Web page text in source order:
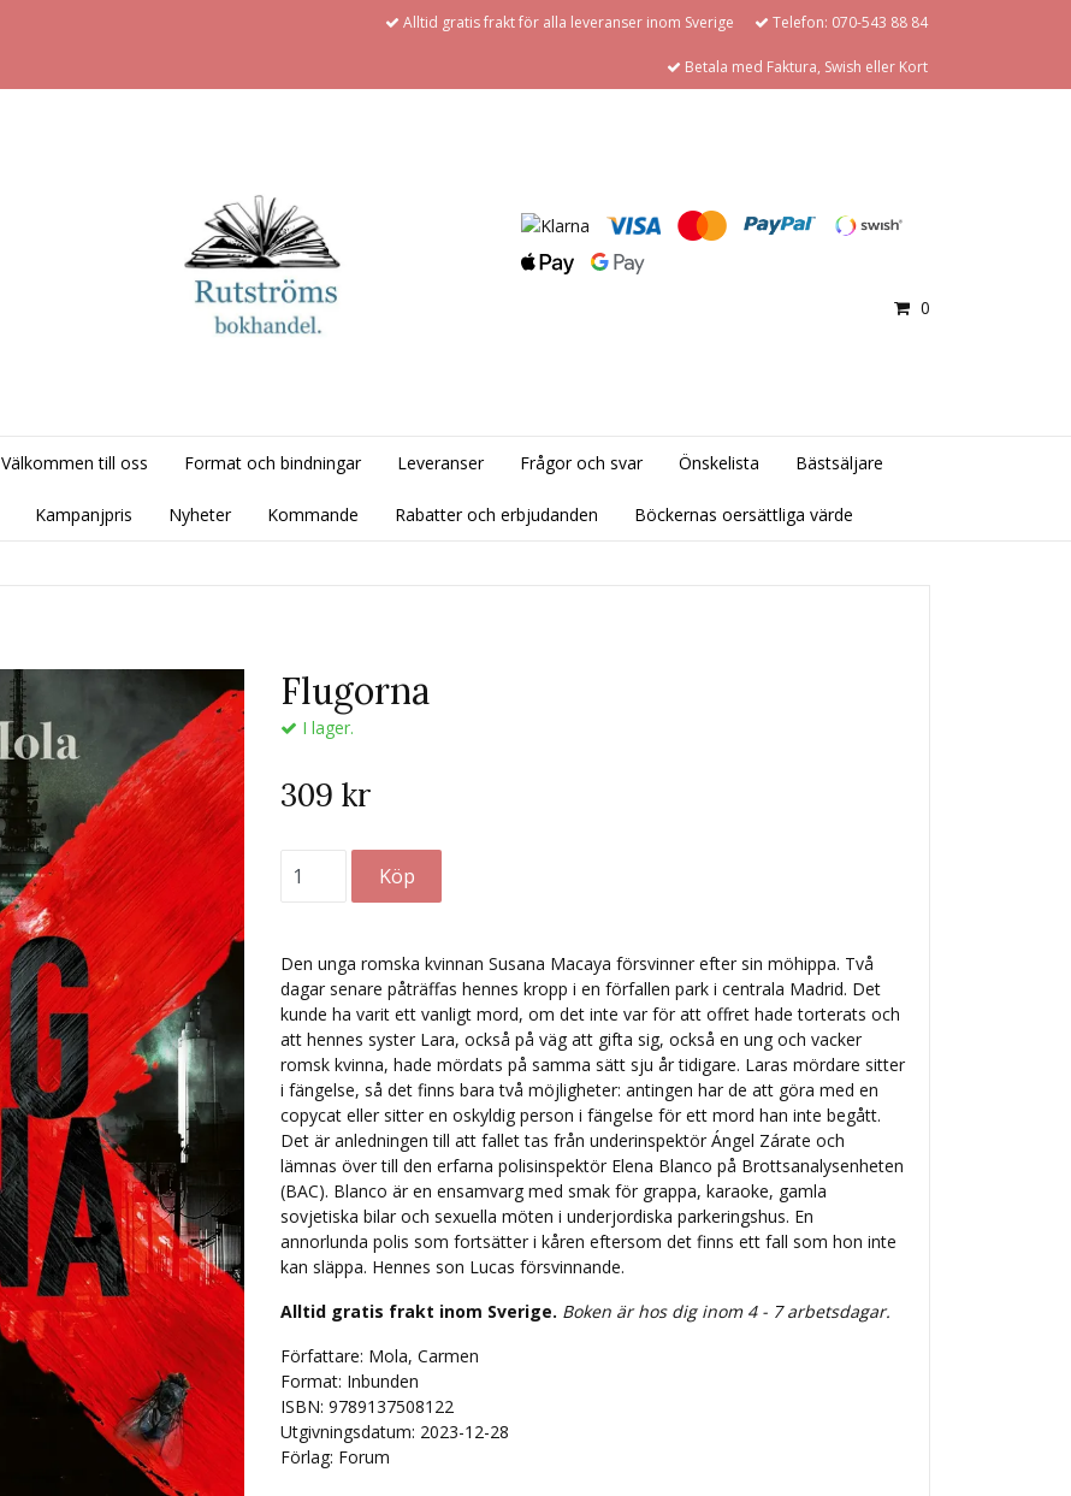
Alltid gratis frakt för alla leveranser inom Sverige Telefon: 070-543 88 84
Betala med Faktura, Swish eller Kort
0
Välkommen till oss Format och bindningar Leveranser Frågor och svar Önskelista Bästsäljare
Kampanjpris Nyheter Kommande Rabatter och erbjudanden Böckernas oersättliga värde
Flugorna
I lager.
309 kr
Den unga romska kvinnan Susana Macaya försvinner efter sin möhippa. Två
dagar senare påträffas hennes kropp i en förfallen park i centrala Madrid. Det
kunde ha varit ett vanligt mord, om det inte var för att offret hade torterats och
att hennes syster Lara, också på väg att gifta sig, också en ung och vacker
romsk kvinna, hade mördats på samma sätt sju år tidigare. Laras mördare sitter
i fängelse, så det finns bara två möjligheter: antingen har de att göra med en
copycat eller sitter en oskyldig person i fängelse för ett mord han inte begått.
Det är anledningen till att fallet tas från underinspektör Ángel Zárate och
lämnas över till den erfarna polisinspektör Elena Blanco på Brottsanalysenheten
(BAC). Blanco är en ensamvarg med smak för grappa, karaoke, gamla
sovjetiska bilar och sexuella möten i underjordiska parkeringshus. En
annorlunda polis som fortsätter i kåren eftersom det finns ett fall som hon inte
kan släppa. Hennes son Lucas försvinnande.
Alltid gratis frakt inom Sverige. Boken är hos dig inom 4 - 7 arbetsdagar.
Författare: Mola, Carmen
Format: Inbunden
ISBN: 9789137508122
Utgivningsdatum: 2023-12-28
Förlag: Forum